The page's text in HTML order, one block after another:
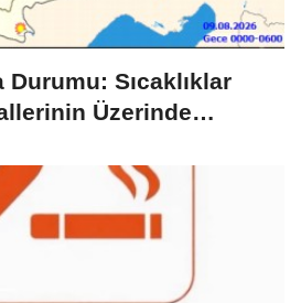
Durumu: Sıcaklıklar
Üzerinde